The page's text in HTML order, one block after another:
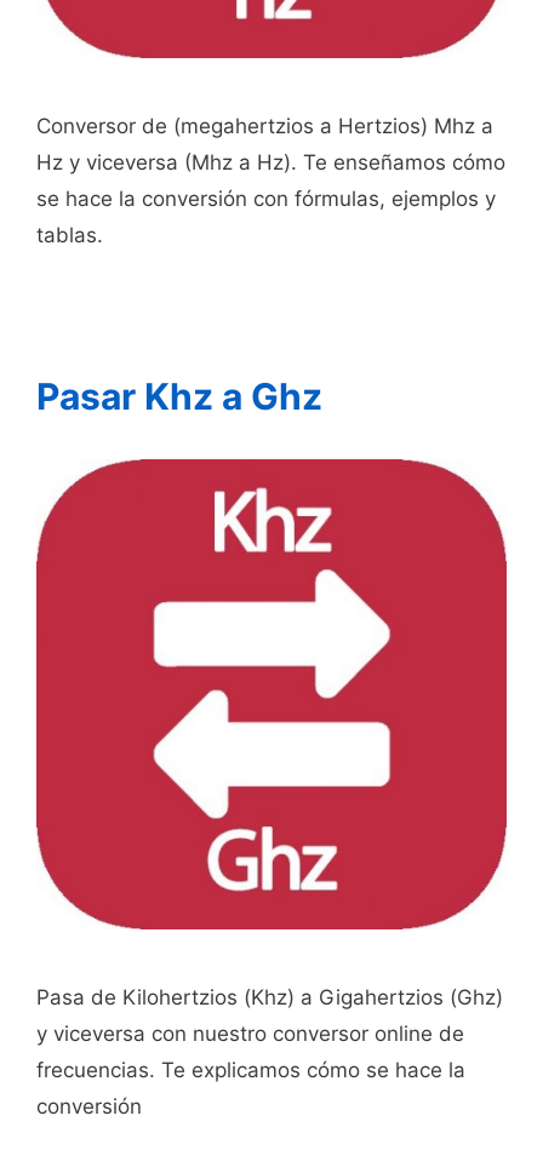
Conversor de (megahertzios a Hertzios) Mhz a
Hz y viceversa (Mhz a Hz). Te enseñamos cómo
se hace la conversión con fórmulas, ejemplos y
tablas.
Pasar Khz a Ghz
Pasa de Kilohertzios (Khz) a Gigahertzios (Ghz)
y viceversa con nuestro conversor online de
frecuencias. Te explicamos cómo se hace la
conversión